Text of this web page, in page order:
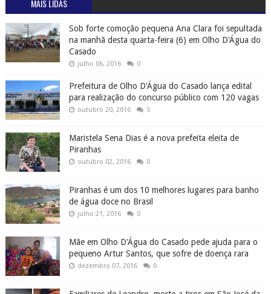
MAIS LIDAS
Sob forte comoção pequena Ana Clara foi sepultada
na manhã desta quarta-feira (6) em Olho D'Água do
Casado
julho 06, 2016 0
Prefeitura de Olho D'Água do Casado lança edital
para realização do concurso público com 120 vagas
outubro 20, 2016 5
Maristela Sena Dias é a nova prefeita eleita de
Piranhas
outubro 02, 2016 0
Piranhas é um dos 10 melhores lugares para banho
de água doce no Brasil
julho 21, 2016 0
Mãe em Olho D'Água do Casado pede ajuda para o
pequeno Artur Santos, que sofre de doença rara
dezembro 07, 2016 0